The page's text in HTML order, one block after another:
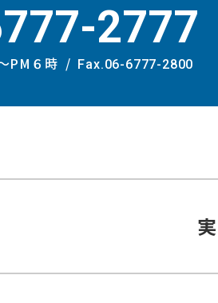
2777
PM６時 Fax.06-6777-2800